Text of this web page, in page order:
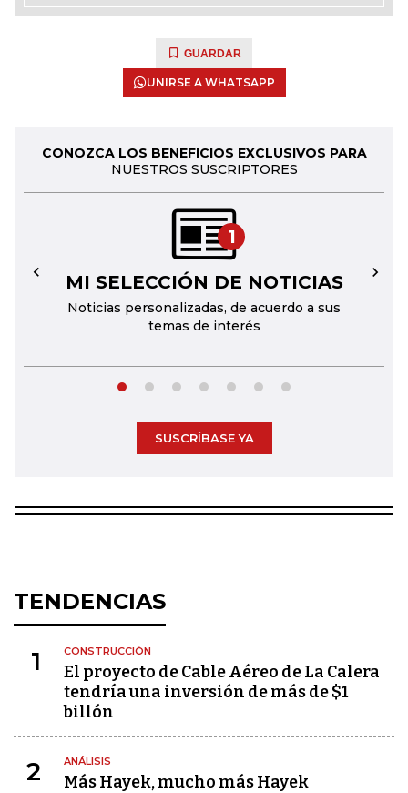
GUARDAR
UNIRSE A WHATSAPP
CONOZCA LOS BENEFICIOS EXCLUSIVOS PARA
NUESTROS SUSCRIPTORES
1
MI SELECCIÓN DE NOTICIAS
Noticias personalizadas, de acuerdo a sus
temas de interés
← →
SUSCRÍBASE YA
TENDENCIAS
1 CONSTRUCCIÓN
El proyecto de Cable Aéreo de La Calera
tendría una inversión de más de $1
billón
2 ANÁLISIS
Más Hayek, mucho más Hayek